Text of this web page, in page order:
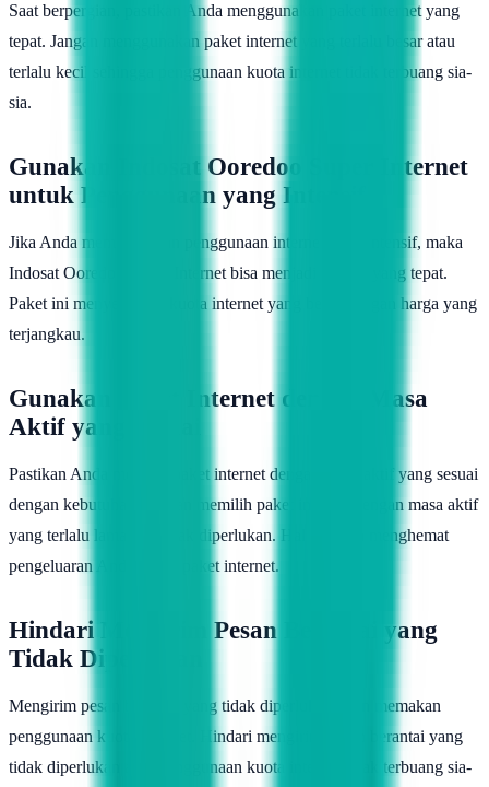
Saat berpergian, pastikan Anda menggunakan paket internet yang
tepat. Jangan menggunakan paket internet yang terlalu besar atau
terlalu kecil sehingga penggunaan kuota internet tidak terbuang sia-
sia.
Gunakan Indosat Ooredoo Super Internet
untuk Penggunaan yang Intensif
Jika Anda membutuhkan penggunaan internet yang intensif, maka
Indosat Ooredoo Super Internet bisa menjadi pilihan yang tepat.
Paket ini menyediakan kuota internet yang besar dengan harga yang
terjangkau.
Gunakan Paket Internet dengan Masa
Aktif yang Sesuai
Pastikan Anda memilih paket internet dengan masa aktif yang sesuai
dengan kebutuhan. Jangan memilih paket internet dengan masa aktif
yang terlalu lama jika tidak diperlukan. Hal ini akan menghemat
pengeluaran Anda untuk paket internet.
Hindari Mengirim Pesan Berantai yang
Tidak Diperlukan
Mengirim pesan berantai yang tidak diperlukan akan memakan
penggunaan kuota internet. Hindari mengirim pesan berantai yang
tidak diperlukan agar penggunaan kuota internet tidak terbuang sia-